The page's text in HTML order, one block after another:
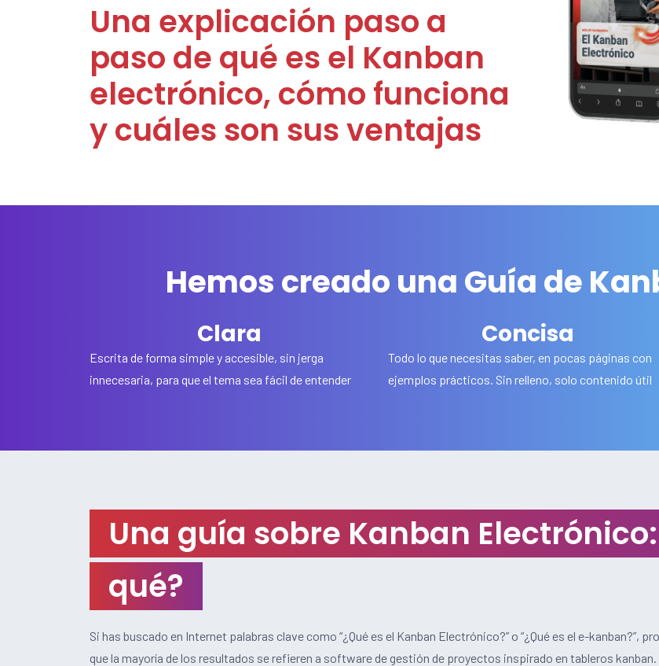
Una explicación paso a
paso de qué es el Kanban
electrónico, cómo funciona
y cuáles son sus ventajas
Hemos creado una Guía de
Clara
Escrita de forma simple y accesible, sin jerga
innecesaria, para que el tema sea fácil de entender
Concisa
Todo lo que necesitas saber, en pocas páginas con
ejemplos prácticos. Sin relleno, solo contenido útil
Una guía sobre Kanban
qué?
Si has buscado en Internet palabras clave como “¿Qué es el Kanban Electrónico?” o “¿Qué es el e-kanban?”,
que la mayoría de los resultados se refieren a software de gestión de proyectos inspirado en tableros